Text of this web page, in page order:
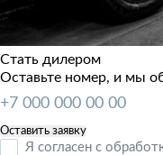
Стать дилером
Оставьте номер, и мы
Я согласен с